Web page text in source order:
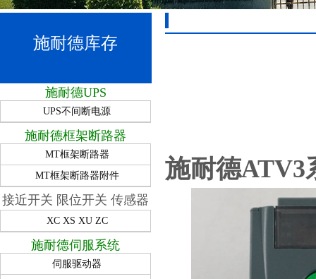
施耐德库存
施耐德UPS
UPS不间断电源
施耐德框架断路器
MT框架断路器
MT框架断路器附件
接近开关 限位开关 传感器
XC XS XU ZC
施耐德伺服系统
伺服驱动器
施耐德ATV3